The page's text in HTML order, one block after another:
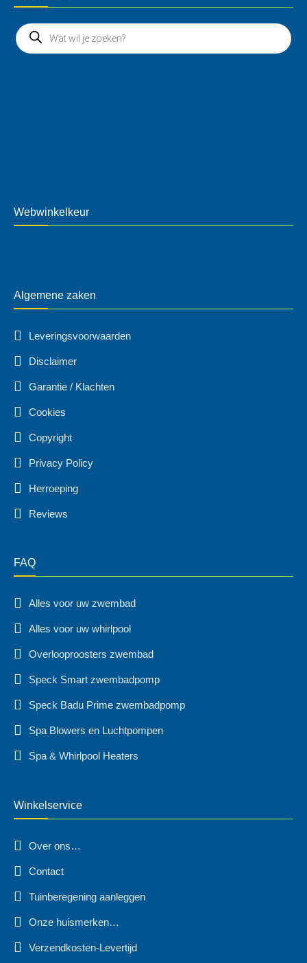
Webwinkelkeur
Algemene zaken
Leveringsvoorwaarden
Disclaimer
Garantie / Klachten
Cookies
Copyright
Privacy Policy
Herroeping
Reviews
FAQ
Alles voor uw zwembad
Alles voor uw whirlpool
Overlooproosters zwembad
Speck Smart zwembadpomp
Speck Badu Prime zwembadpomp
Spa Blowers en Luchtpompen
Spa & Whirlpool Heaters
Winkelservice
Over ons…
Contact
Tuinberegening aanleggen
Onze huismerken…
Verzendkosten-Levertijd